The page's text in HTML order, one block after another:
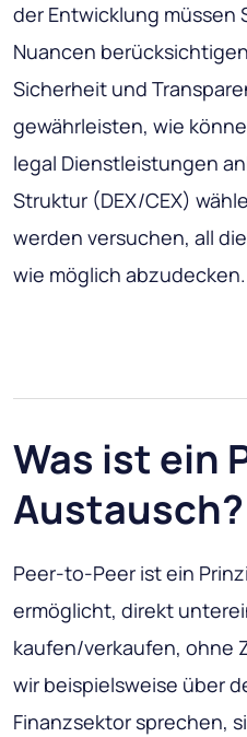
der Entwicklung müssen
Nuancen
Sicherheit und
gewährleisten, wie
legal Dienstleistungen
Struktur (DEX/CEX)
werden versuchen, all
wie möglich abzudecken.
Was ist ein
Austausch?
Peer-to-Peer ist ein
ermöglicht, direkt
kaufen/verkaufen, ohne
wir beispielsweise über
Finanzsektor sprechen,